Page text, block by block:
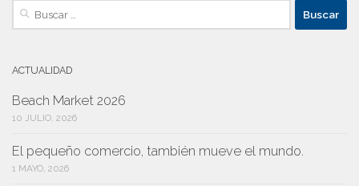
Buscar:
ACTUALIDAD
Beach Market 2026
10 JULIO, 2026
El pequeño comercio, también mueve el mundo.
1 MAYO, 2026